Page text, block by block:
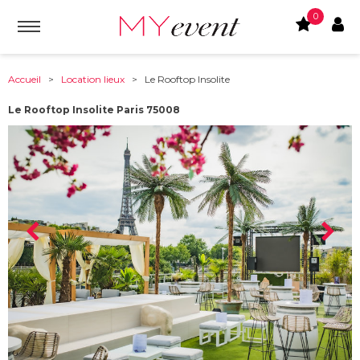
0
Accueil > Location lieux > Le Rooftop Insolite
Le Rooftop Insolite Paris 75008
75008-Paris À partir de :